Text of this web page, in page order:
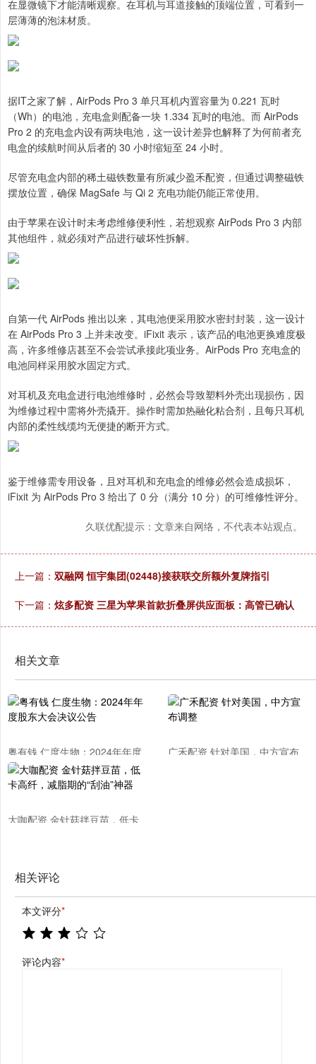
在显微镜下才能清晰观察。在耳机与耳道接触的顶端位置，可看到一
层薄薄的泡沫材质。
据IT之家了解，AirPods Pro 3 单只耳机内置容量为 0.221 瓦时
（Wh）的电池，充电盒则配备一块 1.334 瓦时的电池。而 AirPods
Pro 2 的充电盒内设有两块电池，这一设计差异也解释了为何前者充
电盒的续航时间从后者的 30 小时缩短至 24 小时。
尽管充电盒内部的稀土磁铁数量有所减少盈禾配资，但通过调整磁铁
摆放位置，确保 MagSafe 与 Qi 2 充电功能仍能正常使用。
由于苹果在设计时未考虑维修便利性，若想观察 AirPods Pro 3 内部
其他组件，就必须对产品进行破坏性拆解。
自第一代 AirPods 推出以来，其电池便采用胶水密封封装，这一设计
在 AirPods Pro 3 上并未改变。iFixit 表示，该产品的电池更换难度极
高，许多维修店甚至不会尝试承接此项业务。AirPods Pro 充电盒的
电池同样采用胶水固定方式。
对耳机及充电盒进行电池维修时，必然会导致塑料外壳出现损伤，因
为维修过程中需将外壳撬开。操作时需加热融化粘合剂，且每只耳机
内部的柔性线缆均无便捷的断开方式。
鉴于维修需专用设备，且对耳机和充电盒的维修必然会造成损坏，
iFixit 为 AirPods Pro 3 给出了 0 分（满分 10 分）的可维修性评分。
久联优配提示：文章来自网络，不代表本站观点。
上一篇： 双融网 恒宇集团(02448)接获联交所额外复牌指引
下一篇： 炫多配资 三星为苹果首款折叠屏供应面板：高管已确认
相关文章
粤有钱 仁度生物：2024年年度
股东大会决议公告
广禾配资 针对美国，中方宣布
大咖配资 金针菇拌豆苗，低卡
相关评论
本文评分*
评论内容*